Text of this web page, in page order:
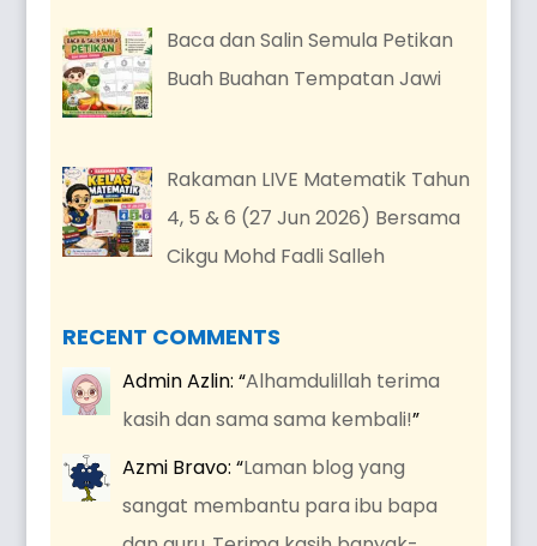
Baca dan Salin Semula Petikan
Buah Buahan Tempatan Jawi
Rakaman LIVE Matematik Tahun
4, 5 & 6 (27 Jun 2026) Bersama
Cikgu Mohd Fadli Salleh
RECENT COMMENTS
Admin Azlin: “Alhamdulillah terima
kasih dan sama sama kembali!”
Azmi Bravo: “Laman blog yang
sangat membantu para ibu bapa